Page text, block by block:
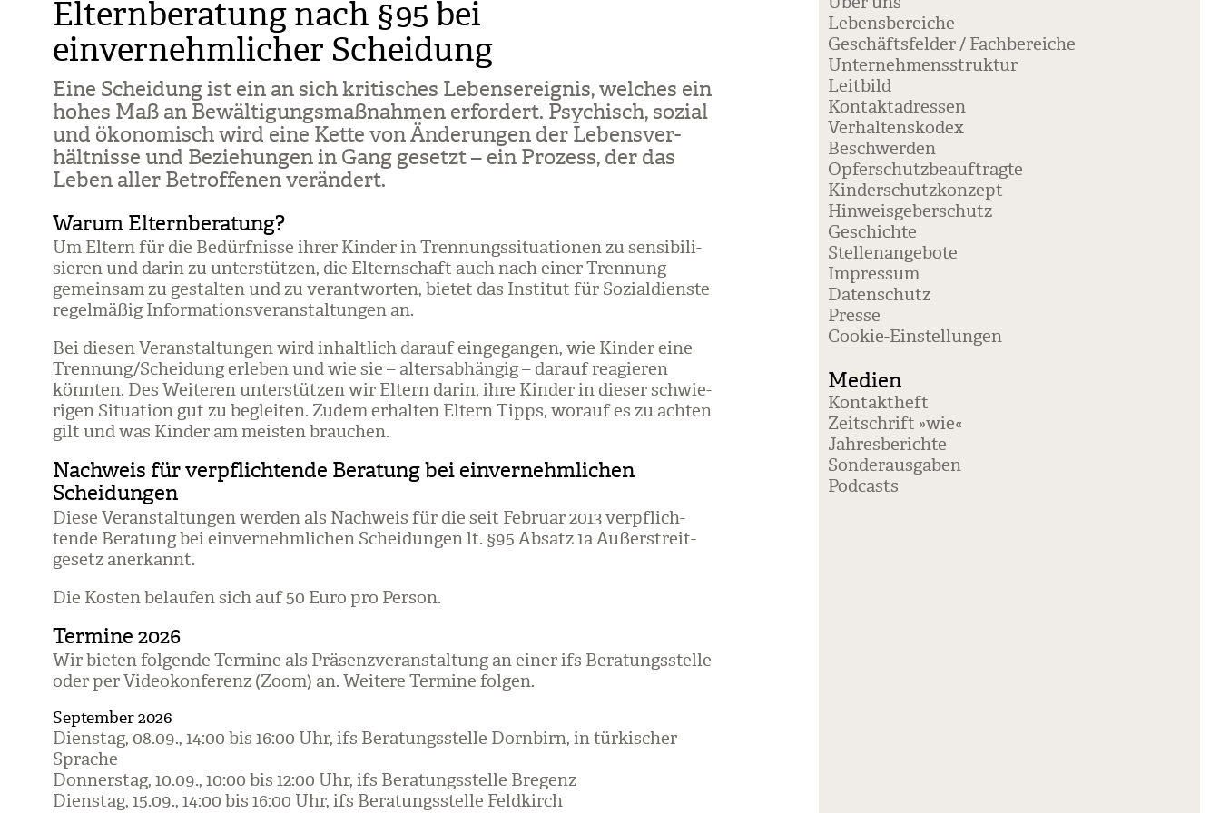
Elternberatung nach §95 bei
einvernehmlicher Scheidung
Eine Schei­dung ist ein an sich kri­ti­sches Lebens­er­eig­nis, wel­ches ein
hohes Maß an Bewäl­ti­gungs­maß­nah­men erfor­dert. Psy­chisch, sozial
und öko­no­misch wird eine Kette von Ände­run­gen der Lebens­ver­
hält­nisse und Bezie­hun­gen in Gang gesetzt – ein Pro­zess, der das
Leben aller Betrof­fe­nen ver­än­dert.
Warum Elternberatung?
Um Eltern für die Bedürf­nisse ihrer Kin­der in Tren­nungs­si­tua­tio­nen zu sen­si­bi­li­
sie­ren und darin zu unter­stüt­zen, die Eltern­schaft auch nach einer Tren­nung
gemein­sam zu gestal­ten und zu ver­ant­wor­ten, bie­tet das Insti­tut für Sozi­al­dienste
regel­mä­ßig Infor­ma­ti­ons­ver­an­stal­tun­gen an.
Bei die­sen Ver­an­stal­tun­gen wird inhalt­lich dar­auf ein­ge­gan­gen, wie Kin­der eine
Tren­nung/​Schei­dung erle­ben und wie sie – alters­ab­hän­gig – dar­auf reagie­ren
könn­ten. Des Wei­te­ren unter­stüt­zen wir Eltern darin, ihre Kin­der in die­ser schwie­
ri­gen Situa­tion gut zu beglei­ten. Zudem erhal­ten Eltern Tipps, wor­auf es zu ach­ten
gilt und was Kin­der am meis­ten brau­chen.
Nachweis für verpflichtende Beratung bei einvernehmlichen
Scheidungen
Diese Ver­an­stal­tun­gen wer­den als Nach­weis für die seit Februar 2013 ver­pflich­
tende Bera­tung bei ein­ver­nehm­li­chen Schei­dun­gen lt. §95 Absatz 1a Außer­streit­
ge­setz aner­kannt.
Die Kos­ten belau­fen sich auf 50 Euro pro Per­son.
Termine 2026
Wir bie­ten fol­gende Ter­mine als Prä­senz­ver­an­stal­tung an einer ifs Bera­tungs­stelle
oder per Video­kon­fe­renz (Zoom) an. Wei­tere Ter­mine fol­gen.
September 2026
Diens­tag, 08.09., 14:00 bis 16:00 Uhr, ifs Bera­tungs­stelle Dorn­birn, in tür­ki­scher
Spra­che
Don­ners­tag, 10.09., 10:00 bis 12:00 Uhr, ifs Bera­tungs­stelle Bre­genz
Diens­tag, 15.09., 14:00 bis 16:00 Uhr, ifs Bera­tungs­stelle Feld­kirch
Lebensbereiche
Geschäftsfelder / Fachbereiche
Unternehmensstruktur
Leitbild
Kontaktadressen
Verhaltenskodex
Beschwerden
Opferschutzbeauftragte
Kinderschutzkonzept
Hinweisgeberschutz
Geschichte
Stellenangebote
Impressum
Datenschutz
Presse
Coo­kie-Ein­stel­lun­gen
Medien
Kontaktheft
Zeitschrift »wie«
Jahresberichte
Sonderausgaben
Podcasts